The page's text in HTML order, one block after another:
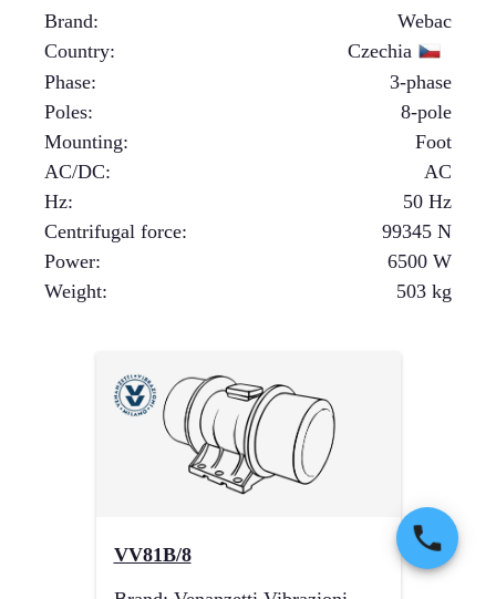
Brand:
Webac
Country:
Czechia
Phase:
3-phase
Poles:
8-pole
Mounting:
Foot
AC/DC:
AC
Hz:
50 Hz
Centrifugal force: 99345 N
Power: 6500 W
Weight: 503 kg
VV81B/8